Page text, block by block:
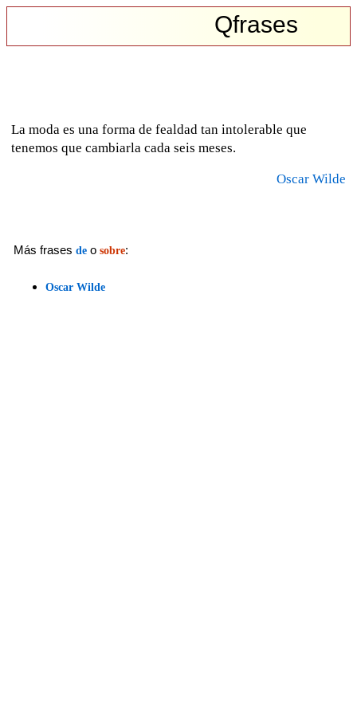
Qfrases
La moda es una forma de fealdad tan intolerable que
tenemos que cambiarla cada seis meses.
Oscar Wilde
Más frases de o sobre:
Oscar Wilde